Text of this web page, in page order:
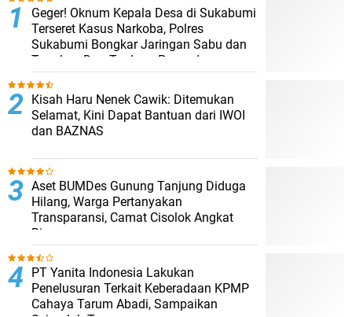
Geger! Oknum Kepala Desa di Sukabumi
Terseret Kasus Narkoba, Polres
Sukabumi Bongkar Jaringan Sabu dan
Tangkap Dua Terduga Pengedar
Kisah Haru Nenek Cawik: Ditemukan
Selamat, Kini Dapat Bantuan dari IWOI
dan BAZNAS
Aset BUMDes Gunung Tanjung Diduga
Hilang, Warga Pertanyakan
Transparansi, Camat Cisolok Angkat
Bicara
PT Yanita Indonesia Lakukan
Penelusuran Terkait Keberadaan KPMP
Cahaya Tarum Abadi, Sampaikan